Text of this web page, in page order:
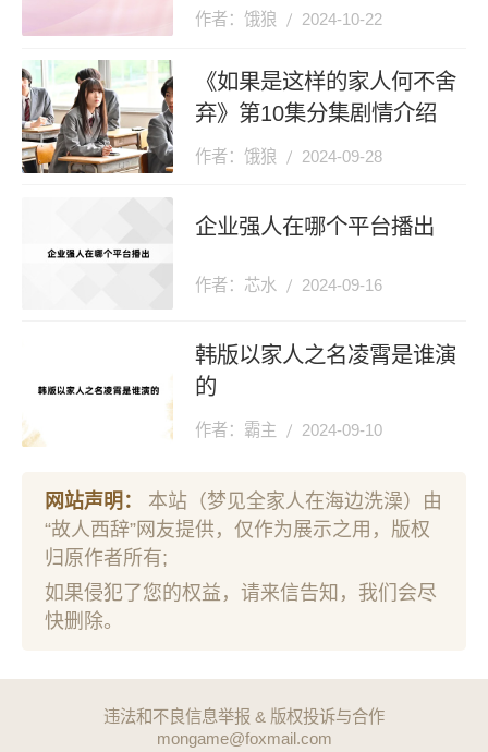
作者：饿狼 2024-10-22
《如果是这样的家人何不舍
弃》第10集分集剧情介绍
作者：饿狼 2024-09-28
企业强人在哪个平台播出
作者：芯水 2024-09-16
韩版以家人之名凌霄是谁演
的
作者：霸主 2024-09-10
网站声明：
本站（梦见全家人在海边洗澡）由
“故人西辞”网友提供，仅作为展示之用，版权
归原作者所有;
如果侵犯了您的权益，请来信告知，我们会尽
快删除。
违法和不良信息举报 & 版权投诉与合作
mongame@foxmail.com